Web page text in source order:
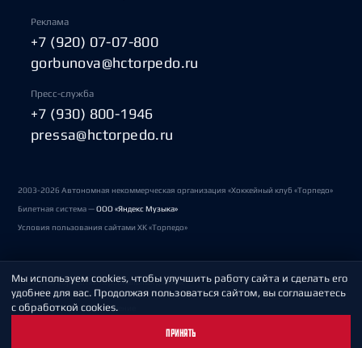
Реклама
+7 (920) 07-07-800
gorbunova@hctorpedo.ru
Пресс-служба
+7 (930) 800-1946
pressa@hctorpedo.ru
2003-2026 Автономная некоммерческая организация «Хоккейный клуб «Торпедо»
Билетная система —ООО «Яндекс Музыка»
Условия пользования сайтами ХК «Торпедо»
Политика обработки персональных данных
Пользовательское соглашение
Мы используем cookies, чтобы улучшить работу сайта и сделать его
удобнее для вас. Продолжая пользоваться сайтом, вы соглашаетесь
с обработкой cookies.
ПРИНЯТЬ